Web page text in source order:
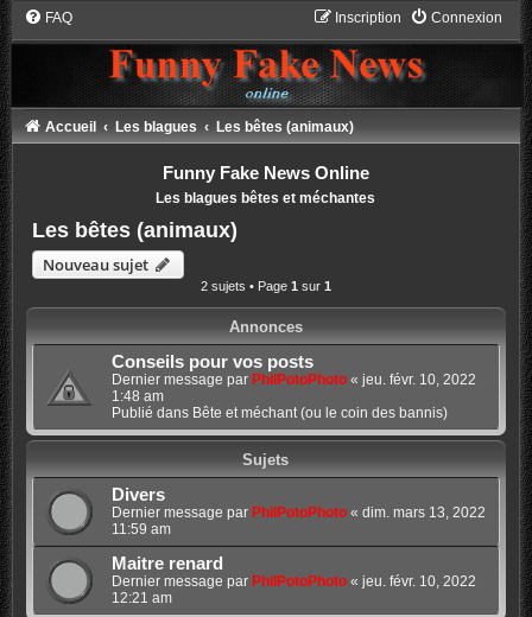
FAQ Connexion
Inscription
Accueil Les blagues Les bêtes (animaux)
Funny Fake News Online
Les blagues bêtes et méchantes
Les bêtes (animaux)
Nouveau sujet
2 sujets • Page 1 sur 1
Annonces
Conseils pour vos posts
Dernier message par PhilPotoPhoto« jeu. févr. 10, 2022
1:48 am
Publié dans Bête et méchant (ou le coin des bannis)
Sujets
Divers
Dernier message par PhilPotoPhoto« dim. mars 13, 2022
11:59 am
Maitre renard
Dernier message par PhilPotoPhoto« jeu. févr. 10, 2022
12:21 am